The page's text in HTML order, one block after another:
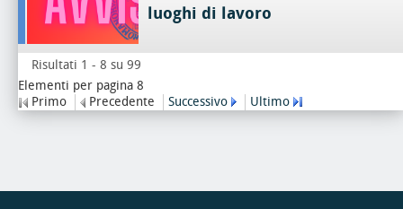
luoghi di lavoro
Risultati 1 - 8 su 99
Elementi per pagina 8
Primo
Precedente Successivo Ultimo